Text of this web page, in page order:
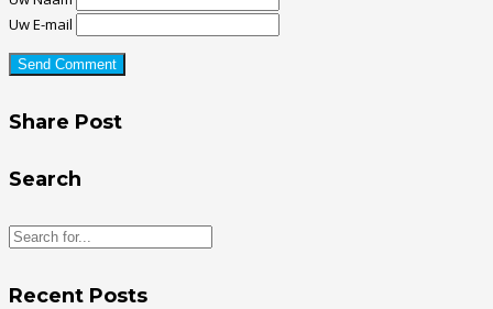
Uw E-mail
Share Post
Search
Recent Posts